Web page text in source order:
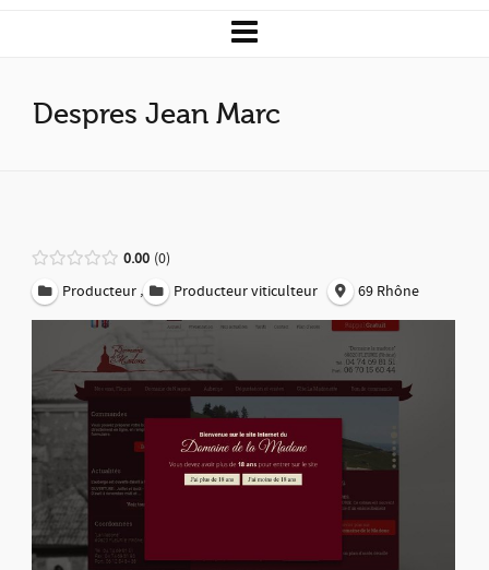
Despres Jean Marc
0.00 0
Producteur , Producteur viticulteur 69 Rhône